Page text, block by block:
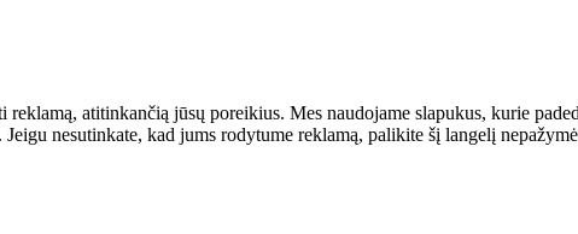
atitinkančią jūsų poreikius. Mes naudojame slapukus, kurie
nesutinkate, kad jums rodytume reklamą, palikite šį langelį